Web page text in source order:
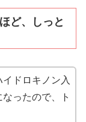
ど、しっと
ドロキノン入
ったので、ト